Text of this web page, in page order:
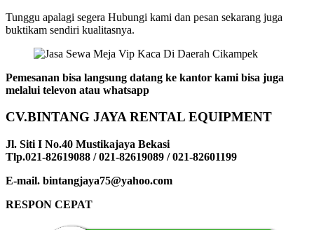
Tunggu apalagi segera Hubungi kami dan pesan sekarang juga
buktikam sendiri kualitasnya.
Pemesanan bisa langsung datang ke kantor kami bisa juga
melalui televon atau whatsapp
CV.BINTANG JAYA RENTAL EQUIPMENT
Jl. Siti I No.40 Mustikajaya Bekasi
Tlp.021-82619088 / 021-82619089 / 021-82601199
E-mail. bintangjaya75@yahoo.com
RESPON CEPAT